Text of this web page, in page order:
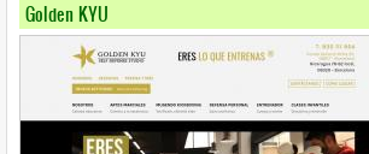
Golden KYU